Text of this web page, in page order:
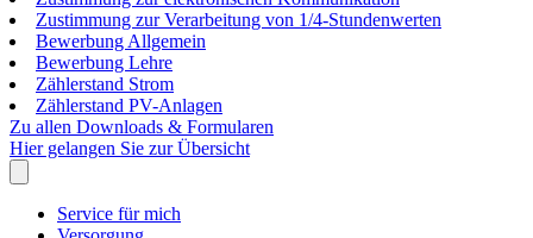
Zustimmung zur Verarbeitung von 1/4-Stundenwerten
Bewerbung Allgemein
Bewerbung Lehre
Zählerstand Strom
Zählerstand PV-Anlagen
Zu allen Downloads & Formularen
Hier gelangen Sie zur Übersicht
Service für mich